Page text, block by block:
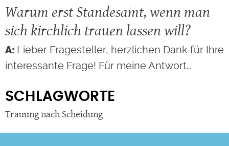
Warum erst Standesamt, wenn man
sich kirchlich trauen lassen will?
Lieber Fragesteller, herzlichen Dank für Ihre
interessante Frage! Für meine Antwort…
SCHLAGWORTE
Trauung nach Scheidung